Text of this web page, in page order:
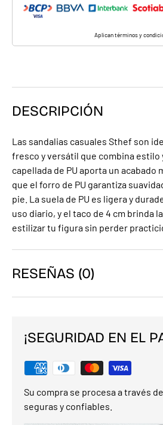
Aplican términos y
DESCRIPCIÓN
Las sandalias casuales Sthef son
fresco y versátil que combina estilo
capellada de PU aporta un acabado
que el forro de PU garantiza
pie. La suela de PU es ligera y
uso diario, y el taco de 4 cm brinda
estilizar tu figura sin perder
RESEÑAS (0)
¡SEGURIDAD EN EL
Su compra se procesa a través
seguras y confiables.